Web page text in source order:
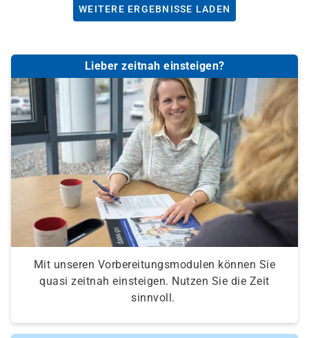
WEITERE ERGEBNISSE LADEN
Lieber zeitnah einsteigen?
Mit unseren Vorbereitungsmodulen können Sie
quasi zeitnah einsteigen. Nutzen Sie die Zeit
sinnvoll.